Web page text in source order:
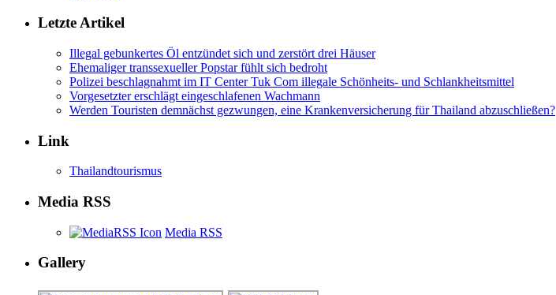
Letzte Artikel
Illegal gebunkertes Öl entzündet sich und zerstört drei Häuser
Ehemaliger transsexueller Popstar fühlt sich bedroht
Polizei beschlagnahmt im IT Center Tuk Com illegale Schönheits- und Schlankheitsmittel
Vorgesetzter erschlägt eingeschlafenen Wachmann
Werden Touristen demnächst gezwungen, eine Krankenversicherung für Thailand abzuschließen?
Link
Thailandtourismus
Media RSS
Media RSS
Gallery